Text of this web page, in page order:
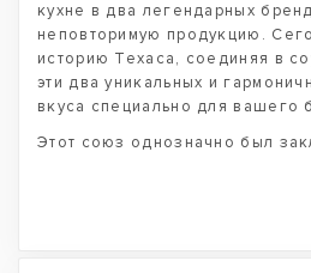
кухне в два легендарных
неповторимую продукцию.
историю Техаса, соединяя в
эти два уникальных и
вкуса специально для вашего
Этот союз однозначно был